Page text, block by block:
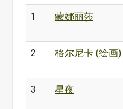
1 蒙娜丽莎
2 格尔尼卡 (绘画)
3 星夜